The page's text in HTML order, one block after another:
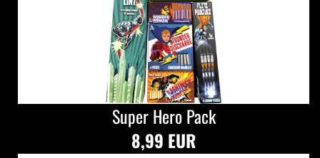
Super Hero Pack
8,99 EUR